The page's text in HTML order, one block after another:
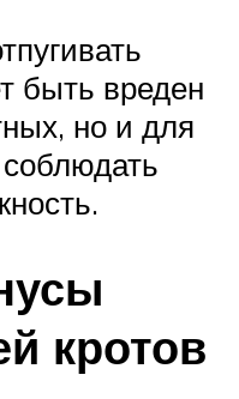
быть вреден
но и для
кротов